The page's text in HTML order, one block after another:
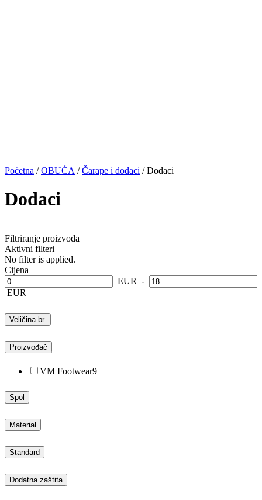
Početna /OBUĆA /Čarape i dodaci / Dodaci
Dodaci
Filtriranje proizvoda
Aktivni filteri
No filter is applied.
Cijena
EUR -
EUR
Veličina br.
Proizvođač
VM Footwear9
Spol
Material
Standard
Dodatna zaštita